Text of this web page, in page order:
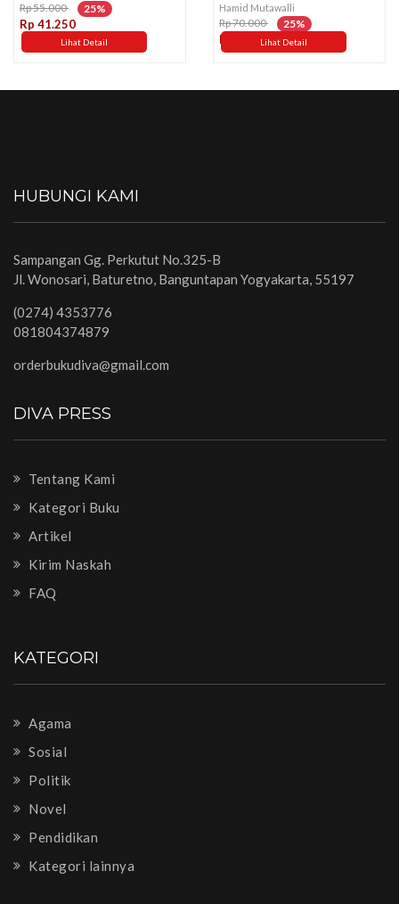
Rp 55.000 25%
Rp 41.250
Lihat Detail
Hamid Mutawalli
Rp 70.000 25%
Rp 52.500Lihat Detail
HUBUNGI KAMI
Sampangan Gg. Perkutut No.325-B
Jl. Wonosari, Baturetno, Banguntapan Yogyakarta, 55197
(0274) 4353776
081804374879
orderbukudiva@gmail.com
DIVA PRESS
Tentang Kami
Kategori Buku
Artikel
Kirim Naskah
FAQ
KATEGORI
Agama
Sosial
Politik
Novel
Pendidikan
Kategori lainnya